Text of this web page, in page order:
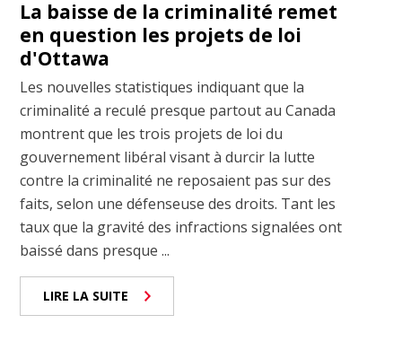
La baisse de la criminalité remet
en question les projets de loi
d'Ottawa
Les nouvelles statistiques indiquant que la
criminalité a reculé presque partout au Canada
montrent que les trois projets de loi du
gouvernement libéral visant à durcir la lutte
contre la criminalité ne reposaient pas sur des
faits, selon une défenseuse des droits. Tant les
taux que la gravité des infractions signalées ont
baissé dans presque ...
LIRE LA SUITE